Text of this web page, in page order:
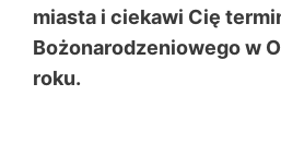
miasta i ciekawi Cię
Bożonarodzeniowego w
roku.